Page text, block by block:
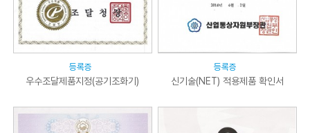
등록증
우수조달제품지정(공기조화기)
등록증
신기술(NET) 적용제품 확인서